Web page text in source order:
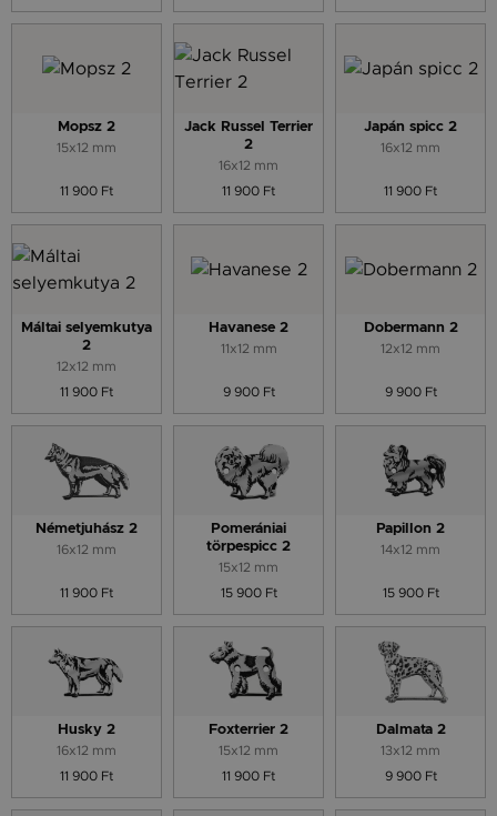
Mopsz 2
15x12 mm
11 900 Ft
Jack Russel Terrier
2
16x12 mm
11 900 Ft
Japán spicc 2
16x12 mm
11 900 Ft
Máltai selyemkutya
2
12x12 mm
11 900 Ft
Havanese 2
11x12 mm
9 900 Ft
Dobermann 2
12x12 mm
9 900 Ft
Németjuhász 2
16x12 mm
11 900 Ft
Pomerániai
törpespicc 2
15x12 mm
15 900 Ft
Papillon 2
14x12 mm
15 900 Ft
Husky 2
16x12 mm
11 900 Ft
Foxterrier 2
15x12 mm
11 900 Ft
Dalmata 2
13x12 mm
9 900 Ft